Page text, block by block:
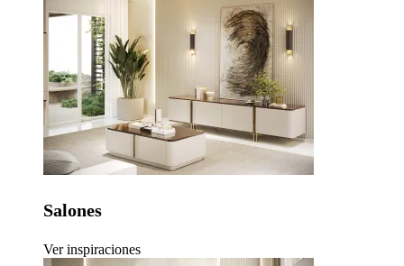
Salones
Ver inspiraciones